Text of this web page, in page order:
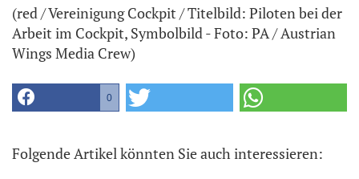
(red / Vereinigung Cockpit / Titelbild: Piloten bei der
Arbeit im Cockpit, Symbolbild - Foto: PA / Austrian
Wings Media Crew)
0
Folgende Artikel könnten Sie auch interessieren: